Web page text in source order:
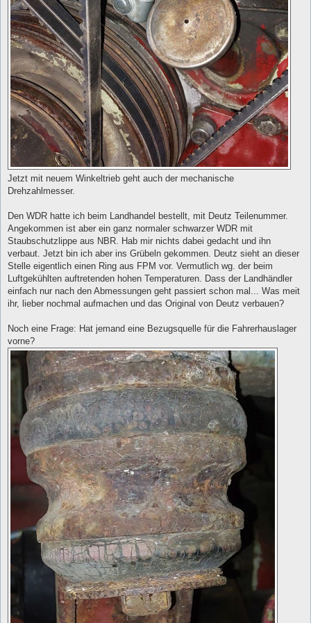
Jetzt mit neuem Winkeltrieb geht auch der mechanische
Drehzahlmesser.
Den WDR hatte ich beim Landhandel bestellt, mit Deutz Teilenummer.
Angekommen ist aber ein ganz normaler schwarzer WDR mit
Staubschutzlippe aus NBR. Hab mir nichts dabei gedacht und ihn
verbaut. Jetzt bin ich aber ins Grübeln gekommen. Deutz sieht an dieser
Stelle eigentlich einen Ring aus FPM vor. Vermutlich wg. der beim
Luftgekühlten auftretenden hohen Temperaturen. Dass der Landhändler
einfach nur nach den Abmessungen geht passiert schon mal... Was meit
ihr, lieber nochmal aufmachen und das Original von Deutz verbauen?
Noch eine Frage: Hat jemand eine Bezugsquelle für die Fahrerhauslager
vorne?